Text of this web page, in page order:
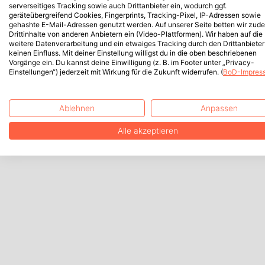
serverseitiges Tracking sowie auch Drittanbieter ein, wodurch ggf.
geräteübergreifend Cookies, Fingerprints, Tracking-Pixel, IP-Adressen sowie
gehashte E-Mail-Adressen genutzt werden. Auf unserer Seite betten wir
Drittinhalte von anderen Anbietern ein (Video-Plattformen). Wir haben auf die
weitere Datenverarbeitung und ein etwaiges Tracking durch den Drittanbieter
keinen Einfluss. Mit deiner Einstellung willigst du in die oben beschriebenen
Vorgänge ein. Du kannst deine Einwilligung (z. B. im Footer unter „Privacy-
Einstellungen“) jederzeit mit Wirkung für die Zukunft widerrufen. (BoD-
Ablehnen Anpassen
Alle akzeptieren